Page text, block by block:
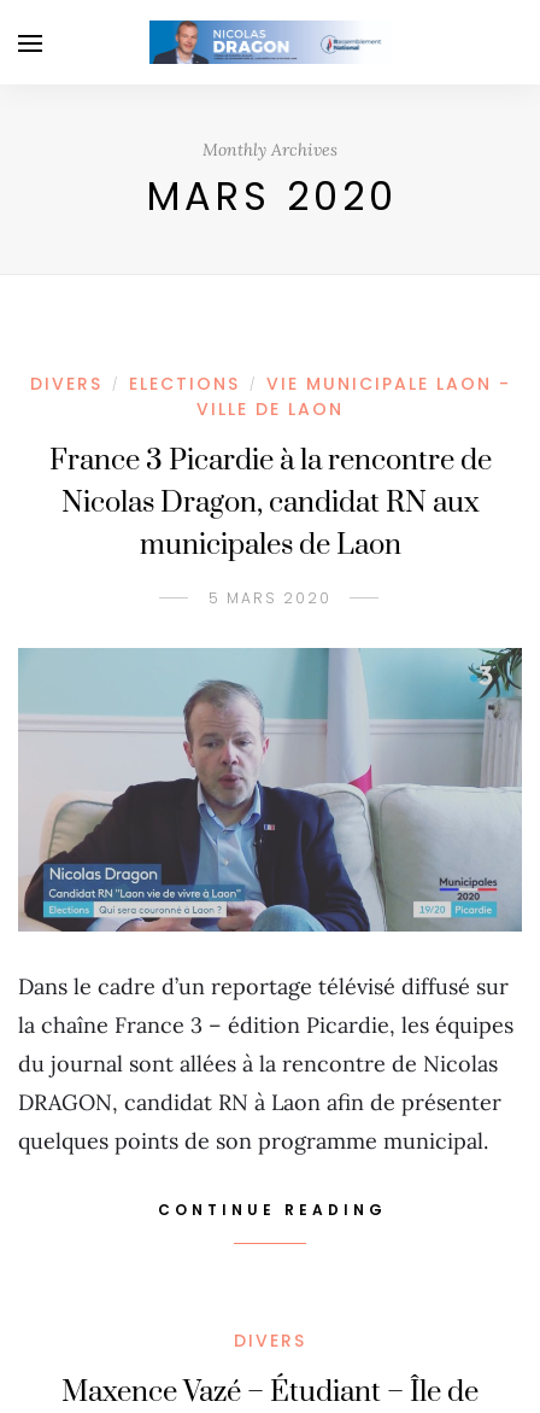
Monthly Archives
MARS 2020
DIVERS / ELECTIONS /
VIE MUNICIPALE LAON -
VILLE DE LAON
France 3 Picardie à la rencontre de
Nicolas Dragon, candidat RN aux
municipales de Laon
5 MARS 2020
Dans le cadre d’un reportage télévisé diffusé sur
la chaîne France 3 – édition Picardie, les équipes
du journal sont allées à la rencontre de Nicolas
DRAGON, candidat RN à Laon afin de présenter
quelques points de son programme municipal.
CONTINUE READING
DIVERS
Maxence Vazé – Étudiant – Île de